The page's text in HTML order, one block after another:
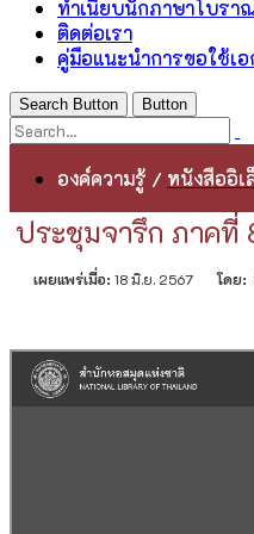
ทำเนียบนักภาษาโบรา
ติดต่อเรา
คู่มือแนะนำการขอใช้เ
Search Button Button
องค์ความรู้ / หนังสืออิ
ประชุมจารึก ภาคที่
เผยแพร่เมื่อ: 18 มิ.ย. 2567 โดย: